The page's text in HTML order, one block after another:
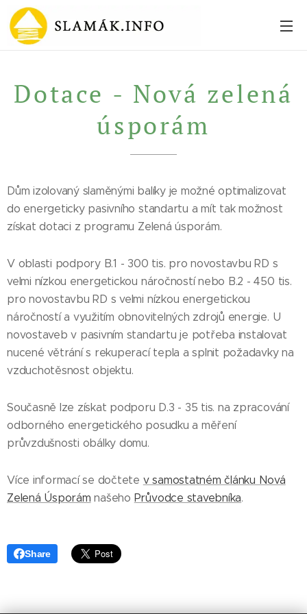
Dotace - Nová zelená
úsporám
Dům izolovaný slaměnými balíky je možné optimalizovat
do energeticky pasivního standartu a mít tak možnost
získat dotaci z programu Zelená úsporám.
V oblasti podpory B.1 - 300 tis. pro novostavbu RD s
velmi nízkou energetickou náročností nebo B.2 - 450 tis.
pro novostavbu RD s velmi nízkou energetickou
náročností a využitím obnovitelných zdrojů energie. U
novostaveb v pasivním standartu je potřeba instalovat
nucené větrání s rekuperací tepla a splnit požadavky na
vzduchotěsnost objektu.
Současně lze získat podporu D.3 - 35 tis. na zpracování
odborného energetického posudku a měření
průvzdušnosti obálky domu.
Více informací se dočtete v samostatném článku Nová
Zelená Úsporám našeho Průvodce stavebníka.
Share